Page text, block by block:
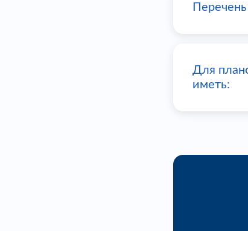
Для
иметь: